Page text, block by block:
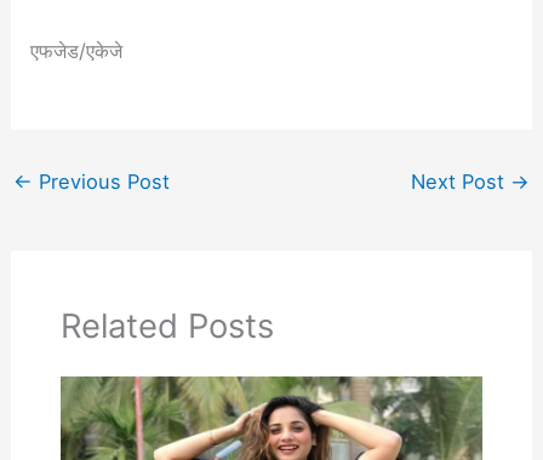
एफजेड/एकेजे
← Previous Post Next Post →
Related Posts